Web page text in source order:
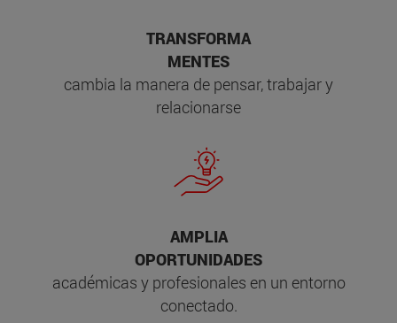
TRANSFORMA
MENTES
cambia la manera de pensar, trabajar y
relacionarse
AMPLIA
OPORTUNIDADES
académicas y profesionales en un entorno
conectado.